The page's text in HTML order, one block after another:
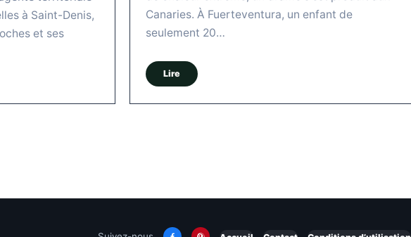
à Saint-Denis,
et ses
Canaries. À Fuerteventura, un enfant de
seulement 20…
Lire